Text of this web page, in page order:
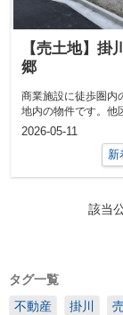
【売土地】掛
郷
商業施設に徒歩圏内
地内の物件です。他
す。売土地 ／ 掛
2026-05-11
新
該当
タグ一覧
不動産
掛川